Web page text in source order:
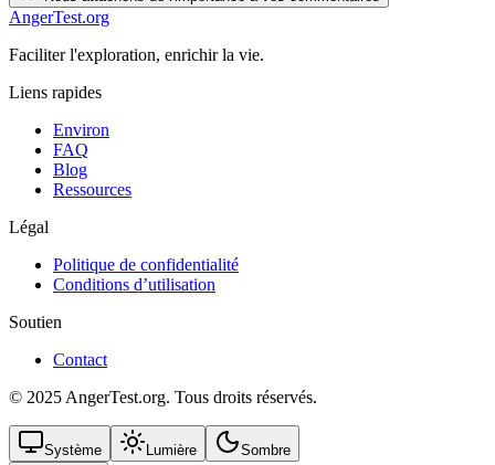
AngerTest.org
Faciliter l'exploration, enrichir la vie.
Liens rapides
Environ
FAQ
Blog
Ressources
Légal
Politique de confidentialité
Conditions d’utilisation
Soutien
Contact
© 2025 AngerTest.org. Tous droits réservés.
Système Lumière Sombre